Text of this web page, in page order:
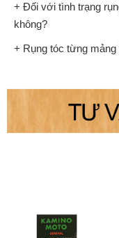
+ Đối với tình trạng
không?
+ Rụng tóc từng